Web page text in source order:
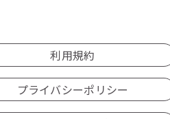
利用規約
プライバシーポリシー